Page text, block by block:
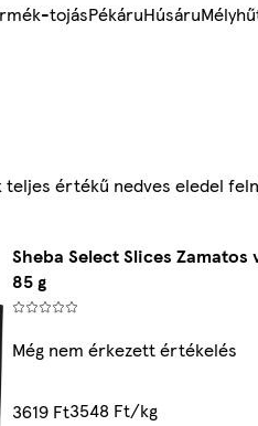
tojásPékáruHúsáru
teljes értékű nedves eledel
Sheba Select Slices
85 g
Még nem érkezett értékelés
3619 Ft3548 Ft/kg